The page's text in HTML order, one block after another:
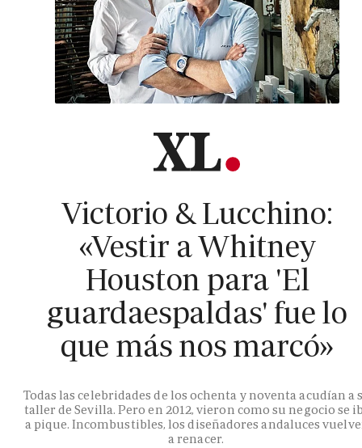
Victorio & Lucchino:
«Vestir a Whitney
Houston para 'El
guardaespaldas' fue lo
que más nos marcó»
Todas las celebridades de los ochenta y noventa acudían a
taller de Sevilla. Pero en 2012, vieron como su negocio se
a pique. Incombustibles, los diseñadores andaluces
a renacer.